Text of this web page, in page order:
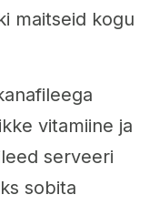
maitseid kogu
vitamiine ja
serveeri
sobita